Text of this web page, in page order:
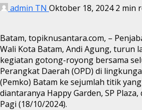
admin TN Oktober 18, 20242 min
Batam, topiknusantara.com, –
Wali Kota Batam, Andi Agung, turun
kegiatan gotong-royong bersama
Perangkat Daerah (OPD) di
(Pemko) Batam ke sejumlah titik
diantaranya Happy Garden, SP Plaza,
Pagi (18/10/2024).